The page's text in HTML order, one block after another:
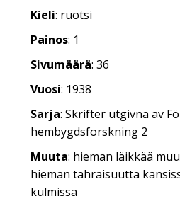
Kieli: ruotsi
Painos: 1
Sivumäärä: 36
Vuosi: 1938
Sarja: Skrifter utgivna av
hembygdsforskning 2
Muuta: hieman läikkää
hieman tahraisuutta
kulmissa